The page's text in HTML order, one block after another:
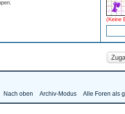
(Keine
Nach oben Archiv-Modus Alle Foren als